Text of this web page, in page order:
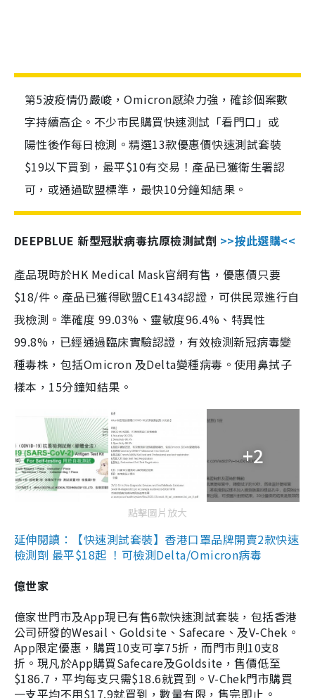
第5波疫情仍嚴峻，Omicron感染力強，確診個案數
字持續高企。不少市民購買快速測試「看門口」或
陽性後作每日檢測。精選13款優惠價快速測試套裝
$19以下買到，最平$10有交易！產品已獲衛生署認
可，或通過歐盟標準，最快10分鐘知結果。
DEEPBLUE 新型冠狀病毒抗原檢測試劑 >>按此選購<<
產品現時於HK Medical Mask官網有售，優惠價只要
$18/件。產品已獲得歐盟CE1434認證，可供民眾進行自
我檢測。準確度 99.03%、靈敏度96.4%、特異性
99.8%，已經通過臨床實驗認證，有效檢測新冠病毒變
種毒株，包括Omicron 及Delta變種病毒。使用鼻拭子
樣本，15分鐘知結果。
+2
點擊圖片放大
延伸閱讀：【快速測試套裝】香港口罩品牌開賣2款快速
檢測劑 最平$18起 ！可檢測Delta/Omicron病毒
億世家
億家世門市及App現已有售6款快速測試套裝，包括香港
公司研發的Wesail、Goldsite、Safecare、及V-Chek。
App限定優惠，購買10支可享75折，而門市則10支8
折。現凡於App購買Safecare及Goldsite，售價低至
$186.7，平均每支只需$18.6就買到。V-Chek門市購買
一支平均不用$17.9就買到，數量有限，售完即止。